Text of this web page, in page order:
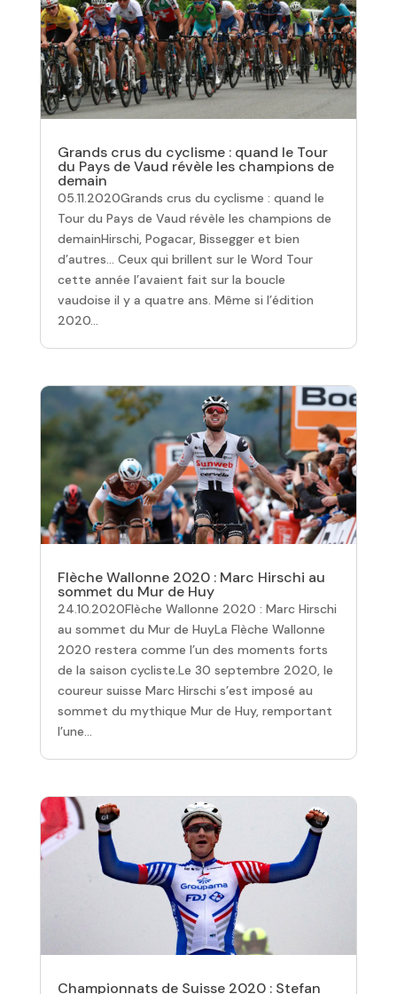
Grands crus du cyclisme : quand le Tour
du Pays de Vaud révèle les champions de
demain
05.11.2020Grands crus du cyclisme : quand le
Tour du Pays de Vaud révèle les champions de
demainHirschi, Pogacar, Bissegger et bien
d’autres… Ceux qui brillent sur le Word Tour
cette année l’avaient fait sur la boucle
vaudoise il y a quatre ans. Même si l’édition
2020...
Flèche Wallonne 2020 : Marc Hirschi au
sommet du Mur de Huy
24.10.2020Flèche Wallonne 2020 : Marc Hirschi
au sommet du Mur de HuyLa Flèche Wallonne
2020 restera comme l’un des moments forts
de la saison cycliste.Le 30 septembre 2020, le
coureur suisse Marc Hirschi s’est imposé au
sommet du mythique Mur de Huy, remportant
l’une...
Championnats de Suisse 2020 : Stefan